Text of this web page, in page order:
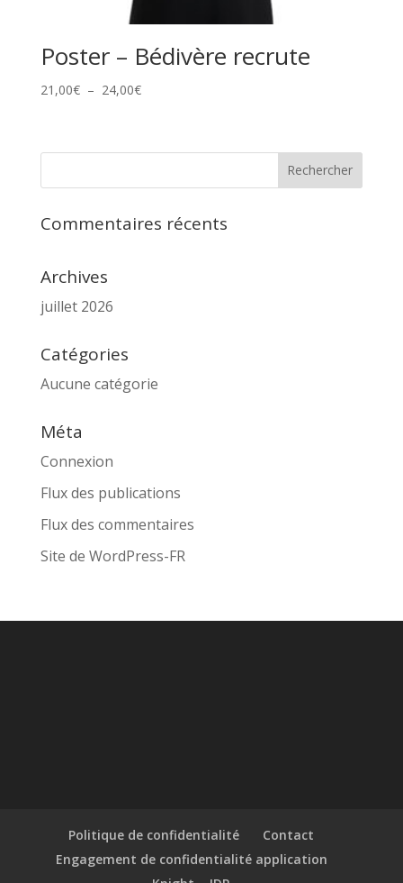
Poster – Bédivère recrute
21,00€ – 24,00€Plage
21,00€
24,00€
Commentaires récents
Archives
juillet 2026
Catégories
Aucune catégorie
Méta
Connexion
Flux des publications
Flux des commentaires
Site de WordPress-FR
Politique de confidentialité
Contact
Engagement de confidentialité application